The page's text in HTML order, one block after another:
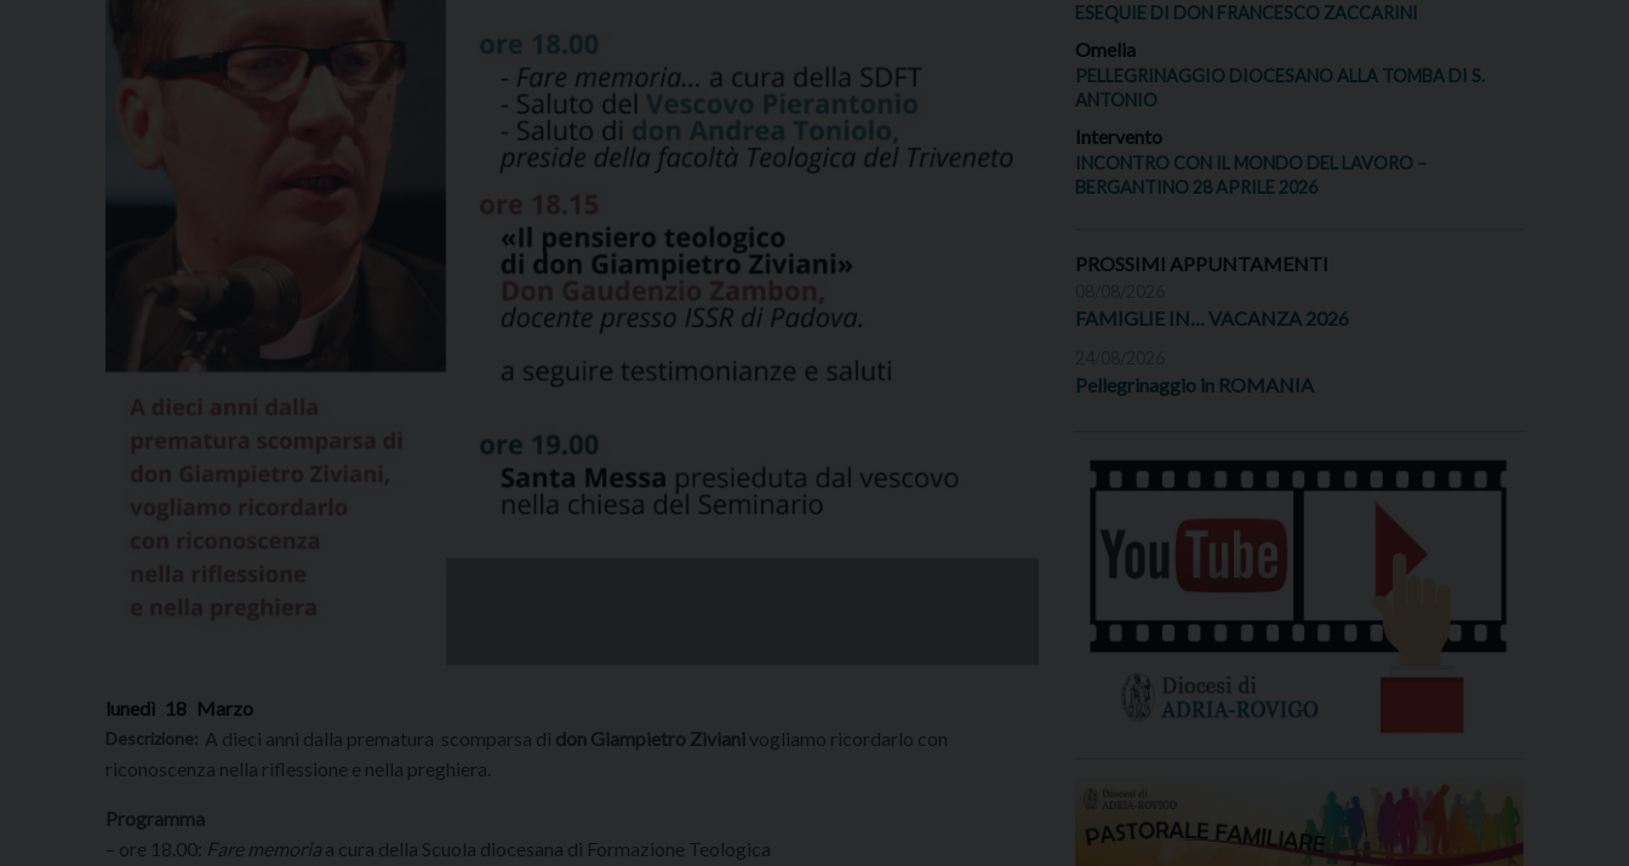
lunedì 18 Marzo
Descrizione: A dieci anni dalla prematura scomparsa di don Giampietro Ziviani vogliamo ricordarlo con
riconoscenza nella riflessione e nella preghiera.
Programma
– ore 18.00: Fare memoria a cura della Scuola diocesana di Formazione Teologica
ESEQUIE DI DON FRANCESCO ZACCARINI
Omelia
PELLEGRINAGGIO DIOCESANO ALLA TOMBA DI S.
ANTONIO
Intervento
INCONTRO CON IL MONDO DEL LAVORO –
BERGANTINO 28 APRILE 2026
PROSSIMI APPUNTAMENTI
FAMIGLIE IN… VACANZA 2026
Pellegrinaggio in ROMANIA